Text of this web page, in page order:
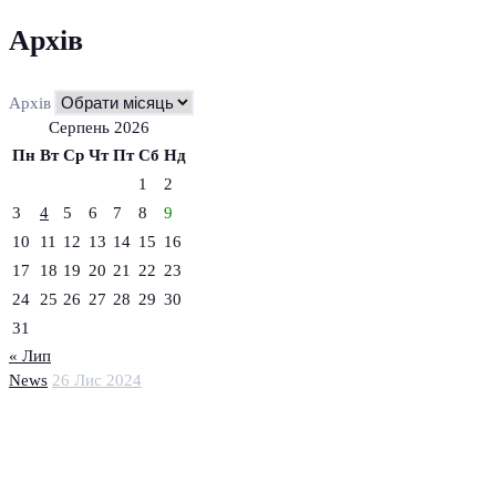
News 26 Лис 2024
Архів
Архів
Серпень 2026
Пн Вт Ср Чт Пт Сб Нд
1
2
3
4 5 6 7 8
9
10
11 12 13 14 15 16
17
18 19 20 21 22 23
24
25 26 27 28 29 30
31
« Лип